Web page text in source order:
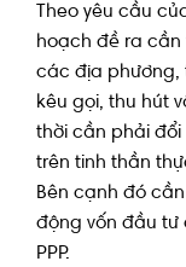
Theo yêu cầu
hoạch đề ra
các địa phương,
kêu gọi, thu hút
thời cần phải
trên tinh thần
Bên cạnh đó
động vốn đầu tư
PPP.